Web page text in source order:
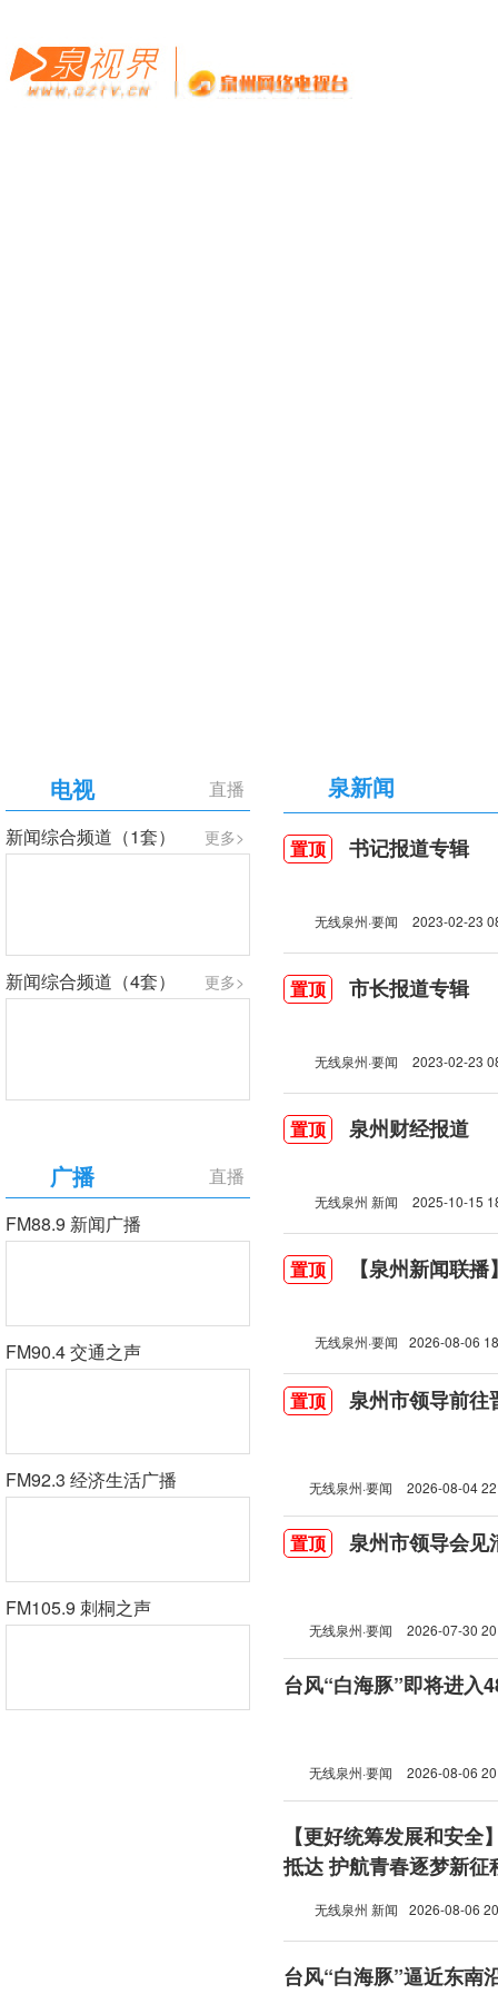
直播
电视
更多>
新闻综合频道（1套）
更多>
新闻综合频道（4套）
直播
广播
FM88.9 新闻广播
FM90.4 交通之声
FM92.3 经济生活广播
FM105.9 刺桐之声
泉新闻
置顶 书记报道专辑
无线泉州·要闻 2023-02-23
置顶 市长报道专辑
无线泉州·要闻 2023-02-23
置顶 泉州财经报道
无线泉州 新闻 2025-10-15
置顶 【泉州新闻联
无线泉州·要闻 2026-08-06
置顶 泉州市领导前往
无线泉州·要闻 2026-08-04
置顶 泉州市领导会见
无线泉州·要闻 2026-07-30
台风“白海豚”即将进入
无线泉州·要闻 2026-08-06
【更好统筹发展和安全
抵达 护航青春逐梦新征
无线泉州 新闻 2026-08-06
台风“白海豚”逼近东南